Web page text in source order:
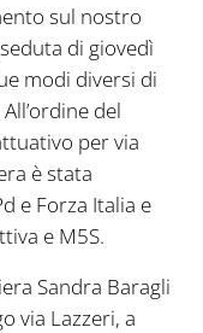
sul nostro
di giovedì
modi diversi di
del
per via
è stata
e Forza Italia e
e M5S.
Sandra Baragli
via Lazzeri, a